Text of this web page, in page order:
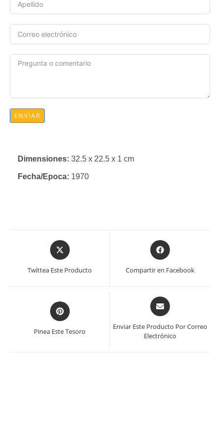
ENVIAR
Dimensiones: 32.5 x 22.5 x 1 cm
Fecha/Epoca: 1970
Se
abre
Twittea Este Producto
Se
abre
en
ventana
Compartir en Facebook
Se
abre
una
Pinea Este Tesoro
Se
abre
una
Enviar Este Producto Por Correo
Electrónico